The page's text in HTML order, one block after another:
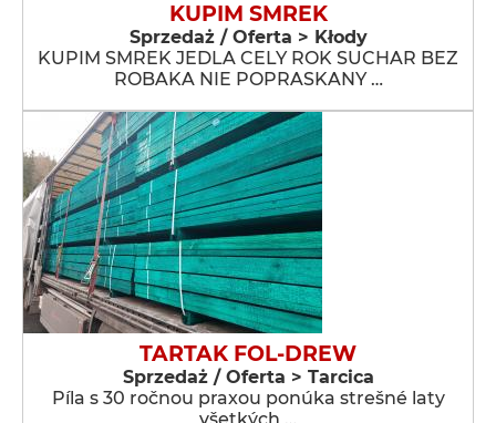
KUPIM SMREK
Sprzedaż / Oferta > Kłody
KUPIM SMREK JEDLA CELY ROK SUCHAR BEZ
ROBAKA NIE POPRASKANY …
TARTAK FOL-DREW
Sprzedaż / Oferta > Tarcica
Píla s 30 ročnou praxou ponúka strešné laty